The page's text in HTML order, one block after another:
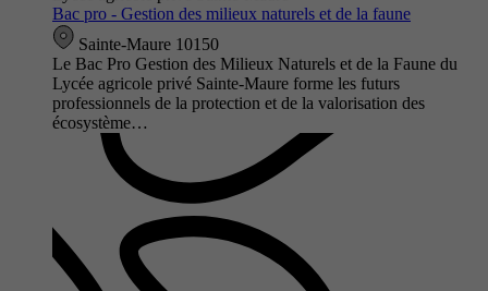
Bac pro - Gestion des milieux naturels et de la faune
Sainte-Maure 10150
Le Bac Pro Gestion des Milieux Naturels et de la Faune du
Lycée agricole privé Sainte-Maure forme les futurs
professionnels de la protection et de la valorisation des
écosystème…